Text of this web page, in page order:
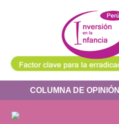
COLUMNA DE OPINIÓN